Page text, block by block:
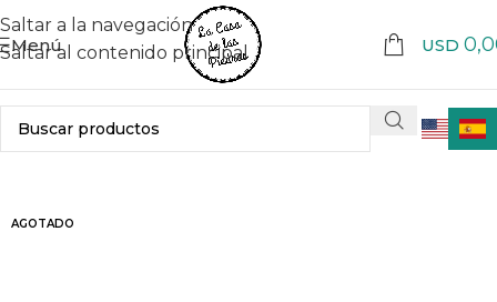
Saltar a la navegación
Saltar al contenido principal
Menú USD
AGOTADO